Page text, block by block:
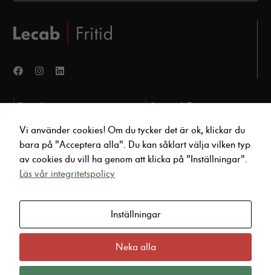
Produkter
Tillbehör & Reservdelar
Outlet
Service & Tjänster
Verkstad Landfordon
Vi köper ditt fordon
Hemleverans
Fordonsförvaring
Vinterförvaring MC
Kontakt
infoyamaha@lecab.se
010 47 04 880
Gjuterigatan 20, Karlstad
Visselblås Incident
Vi använder cookies! Om du tycker det är ok, klickar du
bara på "Acceptera alla". Du kan såklart välja vilken typ
av cookies du vill ha genom att klicka på "Inställningar".
Läs vår integritetspolicy
Inställningar
Neka alla